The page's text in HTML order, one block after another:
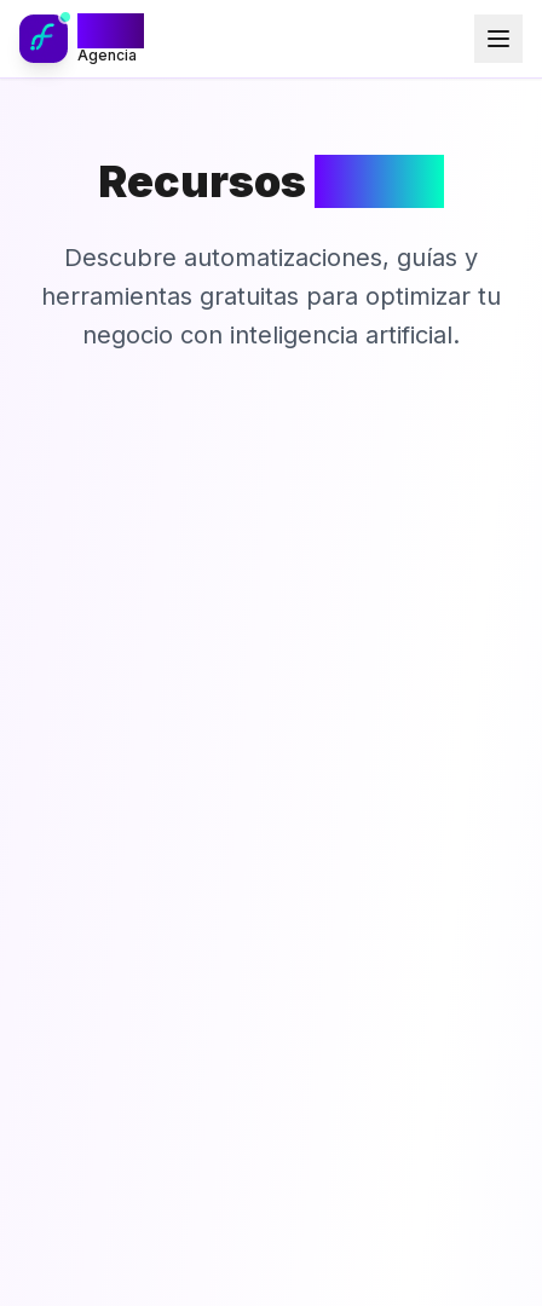
Agencia
Recursos
Descubre automatizaciones, guías y
herramientas gratuitas para optimizar tu
negocio con inteligencia artificial.